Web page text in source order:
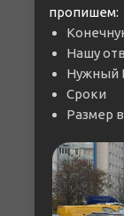
пропишем:
Нашу
Нужный
Сроки
Размер